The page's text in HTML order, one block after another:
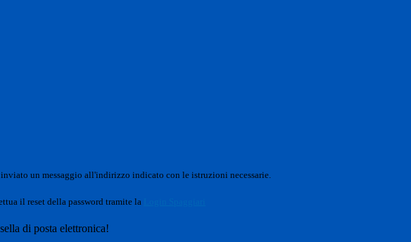
inviato un messaggio all'indirizzo indicato con le istruzioni necessarie.
il reset della password tramite la
di posta elettronica!